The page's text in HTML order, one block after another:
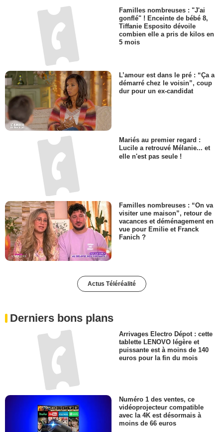
Familles nombreuses : "J'ai
gonflé" ! Enceinte de bébé 8,
Tiffanie Esposito dévoile
combien elle a pris de kilos en
5 mois
L’amour est dans le pré : “Ça a
démarré chez le voisin”, coup
dur pour un ex-candidat
Mariés au premier regard :
Lucile a retrouvé Mélanie... et
elle n'est pas seule !
Familles nombreuses : “On va
visiter une maison”, retour de
vacances et déménagement en
vue pour Emilie et Franck
Fanich ?
Actus Téléréalité
Derniers bons plans
Arrivages Electro Dépot : cette
tablette LENOVO légère et
puissante est à moins de 140
euros pour la fin du mois
Numéro 1 des ventes, ce
vidéoprojecteur compatible
avec la 4K est désormais à
moins de 66 euros